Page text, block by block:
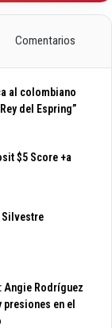
Comentarios
al colombiano
del Espring”
$5 Score +a
Silvestre
Angie Rodríguez
en el